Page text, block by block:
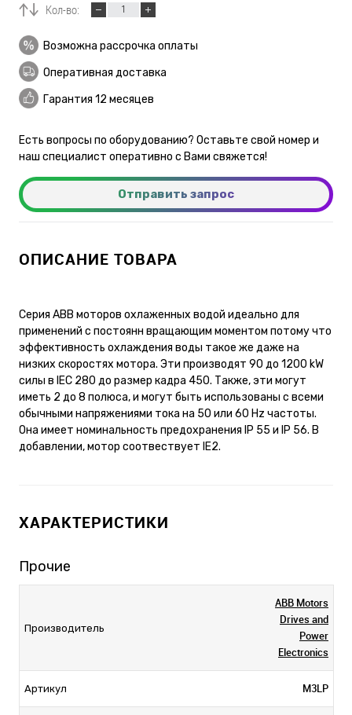
Кол-во:
Возможна рассрочка оплаты
Оперативная доставка
Гарантия 12 месяцев
Есть вопросы по оборудованию? Оставьте свой номер и
наш специалист оперативно с Вами свяжется!
Отправить запрос
ОПИСАНИЕ ТОВАРА
Серия ABB моторов охлаженных водой идеально для
применений с постоянн вращающим моментом потому что
эффективность охлаждения воды такое же даже на
низких скоростях мотора. Эти производят 90 до 1200 kW
силы в IEC 280 до размер кадра 450. Также, эти могут
иметь 2 до 8 полюса, и могут быть использованы с всеми
обычными напряжениями тока на 50 или 60 Hz частоты.
Она имеет номинальность предохранения IP 55 и IP 56. В
добавлении, мотор соотвествует IE2.
ХАРАКТЕРИСТИКИ
Прочие
Производитель
ABB Motors
Drives and
Power
Electronics
Артикул M3LP